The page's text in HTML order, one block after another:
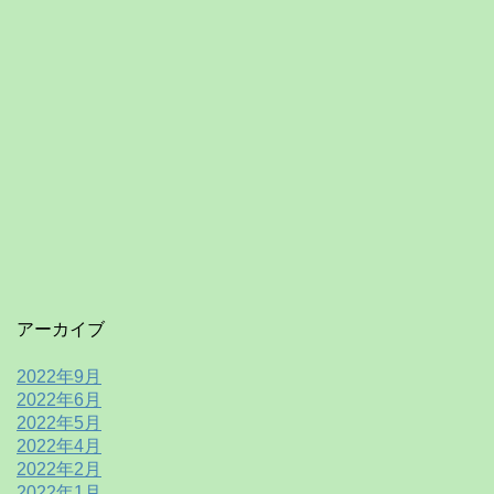
アーカイブ
2022年9月
2022年6月
2022年5月
2022年4月
2022年2月